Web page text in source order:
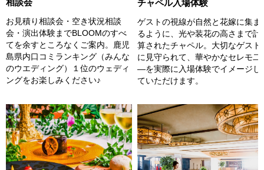
相談会
お見積り相談会・空き状況相談
会・演出体験までBLOOMのすべ
てを余すところなくご案内。鹿児
島県内口コミランキング（みんな
のウエディング）１位のウェディ
ングをお楽しみください♪
チャペル入場体験
ゲストの視線が自然と花嫁に集ま
るように、光や装花の高さまで計
算されたチャペル。大切なゲスト
に見守られて、華やかなセレモ二
―を実際に入場体験でイメージし
ていただけます。